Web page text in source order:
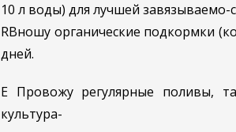
10 л воды) для лучшей завязываемо-
RВношу органические подкормки
дней.
Е Провожу регулярные поливы,
культура-